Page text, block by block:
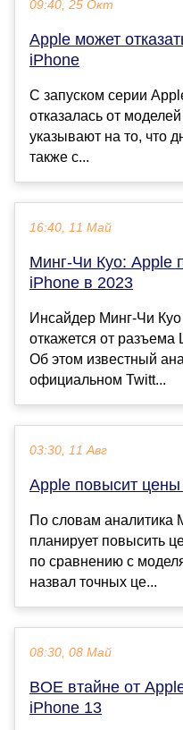
09:40, 25 Окт
Apple может
iPhone
С запуском серии
отказалась от
указывают на то, что
также с...
16:40, 11 Май
Минг-Чи Куо: Apple
iPhone в 2023
Инсайдер Минг-Чи
откажется от
Об этом известный
официальном Twitt...
03:30, 11 Авг
Apple повысит
По словам аналитика
планирует повысить
по сравнению с
назвал точных це...
08:30, 08 Май
BOE втайне от
iPhone 13